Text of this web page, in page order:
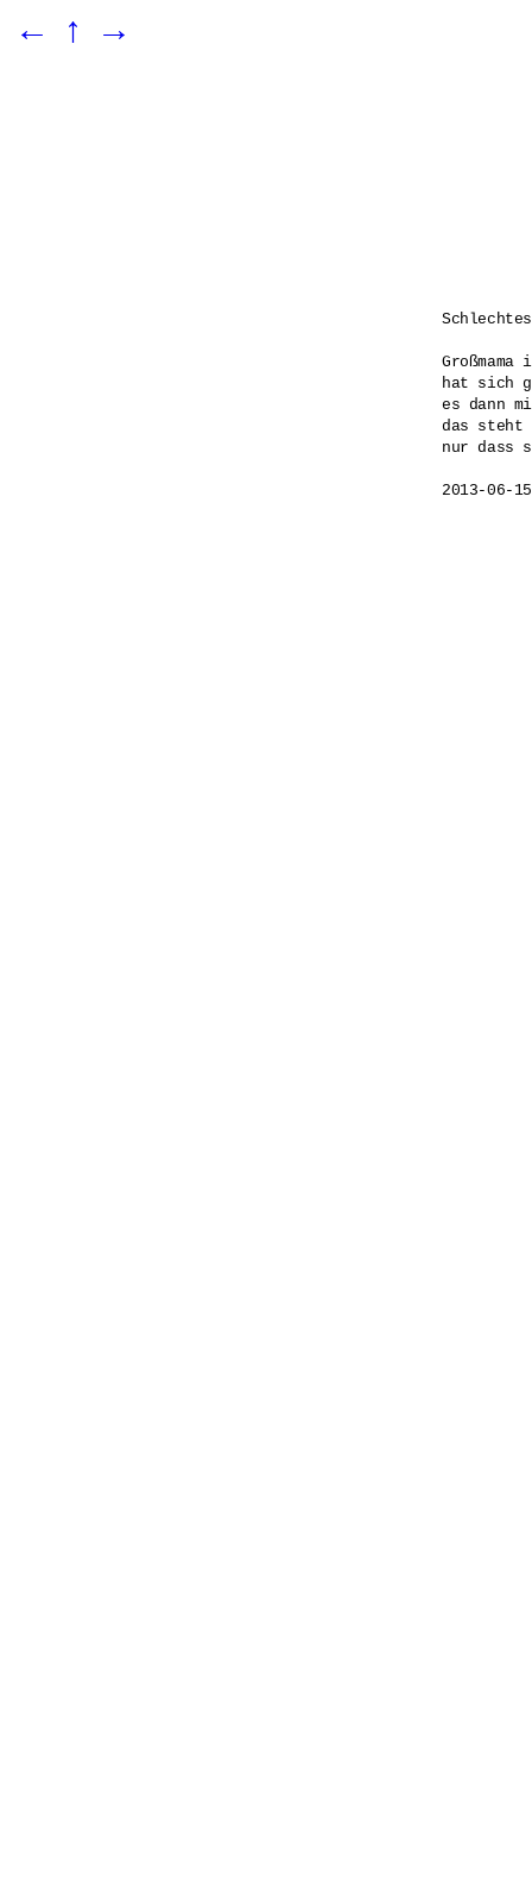
← ↑ →
hat sich
es dann
das steht
nur dass
2013-06-15